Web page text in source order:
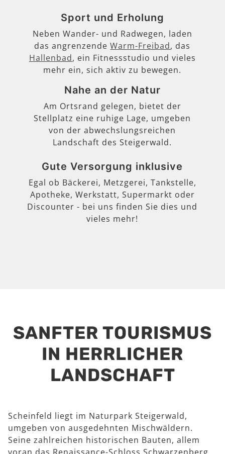
Sport und Erholung
Neben Wander- und Radwegen, laden
das angrenzendeWarm-Freibad, das
Hallenbad, ein Fitnessstudio und vieles
mehr ein, sich aktiv zu bewegen.
Nahe an der Natur
Am Ortsrand gelegen, bietet der
Stellplatz eine ruhige Lage, umgeben
von der abwechslungsreichen
Landschaft des Steigerwald.
Gute Versorgung inklusive
Egal ob Bäckerei, Metzgerei, Tankstelle,
Apotheke, Werkstatt, Supermarkt oder
Discounter - bei uns finden Sie dies und
vieles mehr!
SANFTER TOURISMUS
IN HERRLICHER
LANDSCHAFT
Scheinfeld liegt im Naturpark Steigerwald,
umgeben von ausgedehnten Mischwäldern.
Seine zahlreichen historischen Bauten, allem